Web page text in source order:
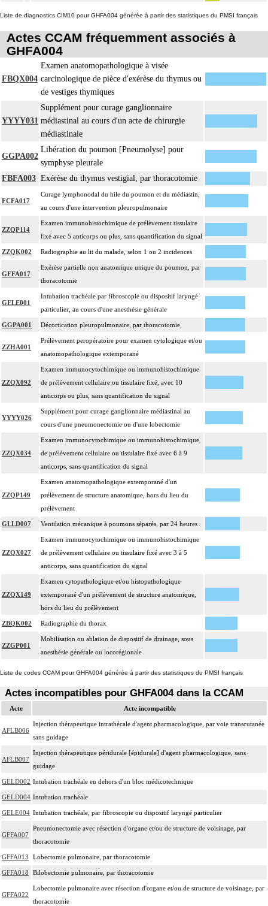
Liste de diagnostics CIM10 pour GHFA004 générée à partir des statistiques du PMSI français
Actes CCAM fréquemment associés à
GHFA004
FBQX004
Examen anatomopathologique à visée
carcinologique de pièce d'exérèse du thymus ou
de vestiges thymiques
YYYY031
Supplément pour curage ganglionnaire
médiastinal au cours d'un acte de chirurgie
médiastinale
GGPA002
Libération du poumon [Pneumolyse] pour
symphyse pleurale
FBFA003 Exérèse du thymus vestigial, par thoracotomie
FCFA017
Curage lymphonodal du hile du poumon et du médiastin,
au cours d'une intervention pleuropulmonaire
ZZQP114
Examen immunohistochimique de prélèvement tissulaire
fixé avec 5 anticorps ou plus, sans quantification du signal
ZZQK002 Radiographie au lit du malade, selon 1 ou 2 incidences
GFFA017
Exérèse partielle non anatomique unique du poumon, par
thoracotomie
GELE001
Intubation trachéale par fibroscopie ou dispositif laryngé
particulier, au cours d'une anesthésie générale
GGPA001 Décortication pleuropulmonaire, par thoracotomie
ZZHA001
Prélèvement peropératoire pour examen cytologique et/ou
anatomopathologique extemporané
ZZQX092
Examen immunocytochimique ou immunohistochimique
de prélèvement cellulaire ou tissulaire fixé, avec 10
anticorps ou plus, sans quantification du signal
YYYY026
Supplément pour curage ganglionnaire médiastinal au
cours d'une pneumonectomie ou d'une lobectomie
ZZQX034
Examen immunocytochimique ou immunohistochimique
de prélèvement cellulaire ou tissulaire fixé avec 6 à 9
anticorps, sans quantification du signal
ZZQP149
Examen anatomopathologique extemporané d'un
prélèvement de structure anatomique, hors du lieu du
prélèvement
GLLD007 Ventilation mécanique à poumons séparés, par 24 heures
ZZQX027
Examen immunocytochimique ou immunohistochimique
de prélèvement cellulaire ou tissulaire fixé avec 3 à 5
anticorps, sans quantification du signal
ZZQX149
Examen cytopathologique et/ou histopathologique
extemporané d'un prélèvement de structure anatomique,
hors du lieu du prélèvement
ZBQK002 Radiographie du thorax
ZZGP001
Mobilisation ou ablation de dispositif de drainage, sous
anesthésie générale ou locorégionale
Liste de codes CCAM pour GHFA004 générée à partir des statistiques du PMSI français
Actes incompatibles pour GHFA004 dans la CCAM
Acte Acte incompatible
AFLB006
Injection thérapeutique intrathécale d'agent pharmacologique, par voie transcutanée
sans guidage
AFLB007
Injection thérapeutique péridurale [épidurale] d'agent pharmacologique, sans
guidage
GELD002 Intubation trachéale en dehors d'un bloc médicotechnique
GELD004 Intubation trachéale
GELE004 Intubation trachéale, par fibroscopie ou dispositif laryngé particulier
GFFA007
Pneumonectomie avec résection d'organe et/ou de structure de voisinage, par
thoracotomie
GFFA013 Lobectomie pulmonaire, par thoracotomie
GFFA018 Bilobectomie pulmonaire, par thoracotomie
GFFA022
Lobectomie pulmonaire avec résection d'organe et/ou de structure de voisinage, par
thoracotomie